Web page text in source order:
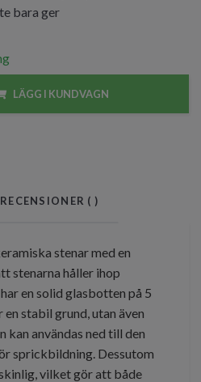
bara ger
LÄGG I KUNDVAGN
RECENSIONER ( )
stenar med en
stenarna håller ihop
en solid glasbotten på 5
stabil grund, utan även
kan användas ned till den
sprickbildning. Dessutom
vilket gör att både